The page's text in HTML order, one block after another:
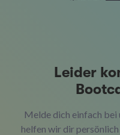
Leider
Melde dich einfach bei
helfen wir dir